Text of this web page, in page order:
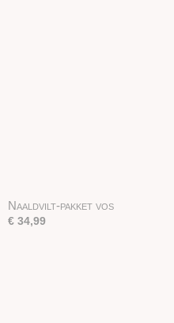
Naaldvilt-pakket vos
€ 34,99